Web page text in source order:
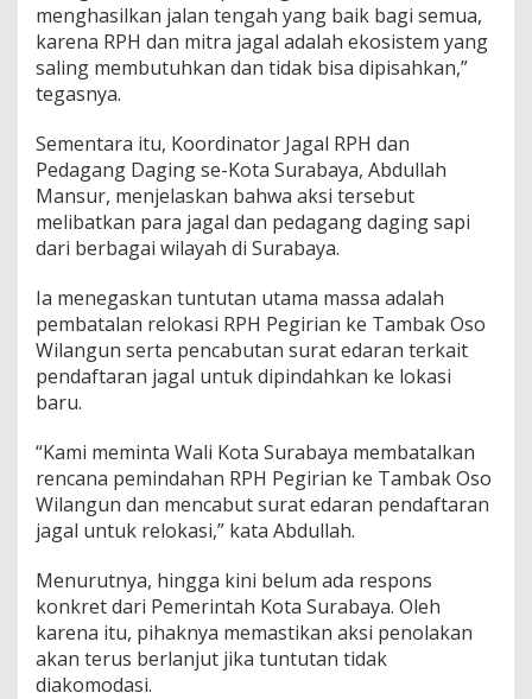
menghasilkan jalan tengah yang baik bagi semua,
karena RPH dan mitra jagal adalah ekosistem yang
saling membutuhkan dan tidak bisa dipisahkan,”
tegasnya.
Sementara itu, Koordinator Jagal RPH dan
Pedagang Daging se-Kota Surabaya, Abdullah
Mansur, menjelaskan bahwa aksi tersebut
melibatkan para jagal dan pedagang daging sapi
dari berbagai wilayah di Surabaya.
Ia menegaskan tuntutan utama massa adalah
pembatalan relokasi RPH Pegirian ke Tambak Oso
Wilangun serta pencabutan surat edaran terkait
pendaftaran jagal untuk dipindahkan ke lokasi
baru.
“Kami meminta Wali Kota Surabaya membatalkan
rencana pemindahan RPH Pegirian ke Tambak Oso
Wilangun dan mencabut surat edaran pendaftaran
jagal untuk relokasi,” kata Abdullah.
Menurutnya, hingga kini belum ada respons
konkret dari Pemerintah Kota Surabaya. Oleh
karena itu, pihaknya memastikan aksi penolakan
akan terus berlanjut jika tuntutan tidak
diakomodasi.